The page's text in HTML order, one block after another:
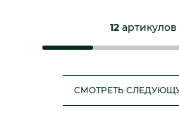
12артикулов
СМОТРЕТЬ